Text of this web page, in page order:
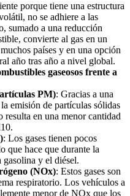
porque tiene una estructura
no se adhiere a las
sumado a una reducción
convierte al gas en un
países y en una opción
año tras año a nivel global.
gaseosos frente a
PM): Gracias a una
emisión de partículas sólidas
en una menor cantidad
: Los gases tienen pocos
que hace que durante la
y el diésel.
(NOx): Estos gases son
respiratorio. Los vehículos a
menor de NOx que los